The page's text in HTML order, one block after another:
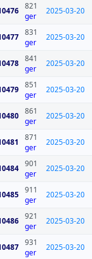
821
ger
2025-03-20
831
ger
2025-03-20
841
ger
2025-03-20
851
ger
2025-03-20
861
ger
2025-03-20
871
ger
2025-03-20
901
ger
2025-03-20
911
ger
2025-03-20
921
ger
2025-03-20
931
ger
2025-03-20